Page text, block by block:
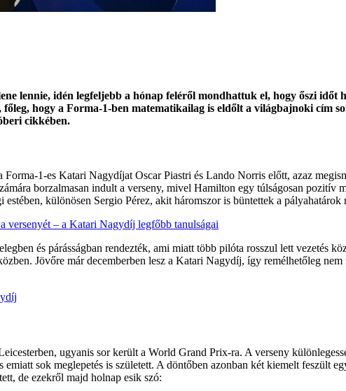
lennie, idén legfeljebb a hónap feléről mondhattuk el, hogy őszi
hogy a Forma-1-ben matematikailag is eldőlt a világbajnoki cím
cikkében.
1-es Katari Nagydíjat Oscar Piastri és Lando Norris előtt, azaz
borzalmasan indult a verseny, mivel Hamilton egy túlságosan
különösen Sergio Pérez, akit háromszor is büntettek a
versenyét – a Katari Nagydíj legfőbb tanulságai
és párásságban rendezték, ami miatt több pilóta rosszul lett vezetés
Jövőre már decemberben lesz a Katari Nagydíj, így remélhetőleg
ugyanis sor került a World Grand Prix-ra. A verseny
sok meglepetés is született. A döntőben azonban két kiemelt feszült
de ezekről majd holnap esik szó: